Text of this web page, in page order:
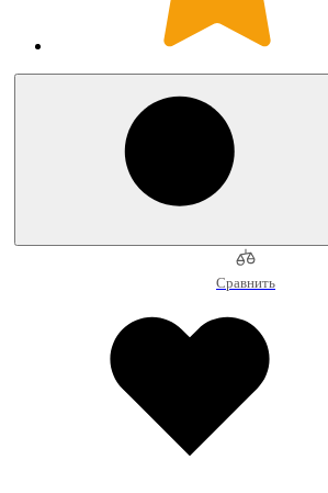
Сравнить